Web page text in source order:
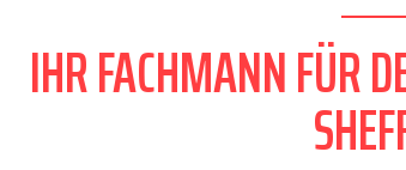
IHR FACHMANN FÜR